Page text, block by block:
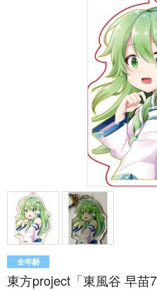
全年齢
東方project「東風谷 早苗